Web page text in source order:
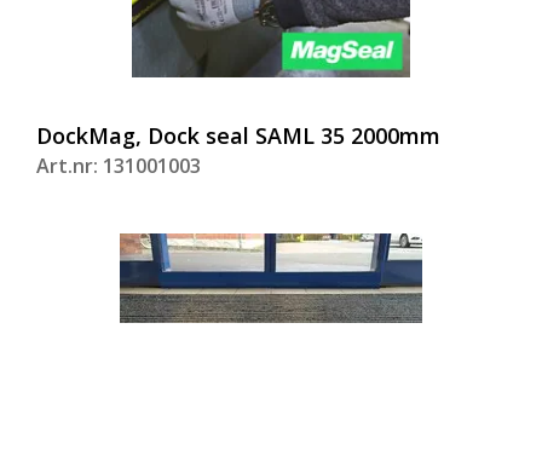
DockMag, Dock seal SAML 35 2000mm
Art.nr: 131001003